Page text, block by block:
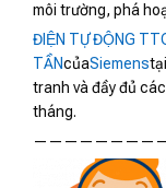
môi trường, phá
ĐIỆN TỰ ĐỘNG
TẦNcủaSiemens
tranh và đầy đủ
tháng.